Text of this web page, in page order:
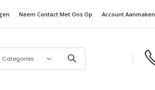
Neem Contact Met Ons Op Account Aanmaken